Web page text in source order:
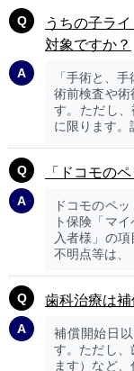
うちの子ラ
対象ですか？
「手術と、
術前検査や
す。ただし
に限ります。
「ドコモの
ドコモのペ
ト保険「マ
入者様」の
不明点等は、
歯科治療は
補償開始日
す。ただし
ます）など